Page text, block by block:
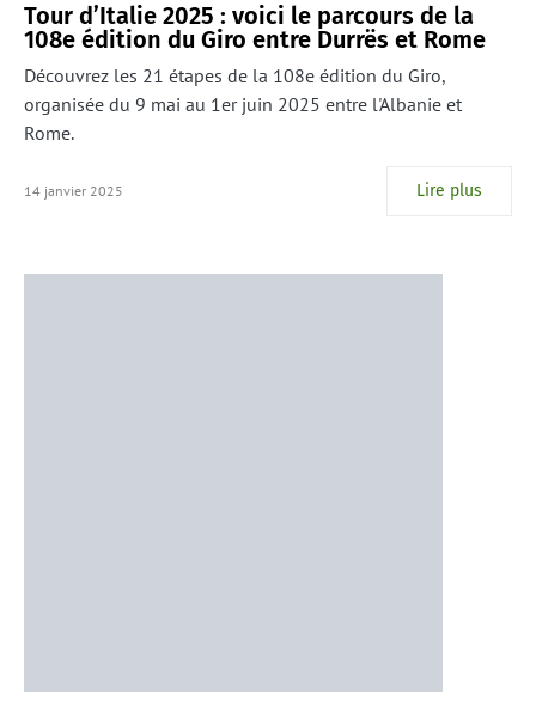
Tour d’Italie 2025 : voici le parcours de la
108e édition du Giro entre Durrës et Rome
Découvrez les 21 étapes de la 108e édition du Giro,
organisée du 9 mai au 1er juin 2025 entre l'Albanie et
Rome.
14 janvier 2025 Lire plus